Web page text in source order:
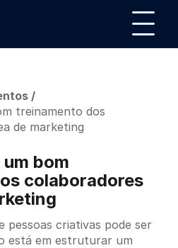
/
treinamento dos
de marketing
bom
colaboradores
pessoas criativas pode ser
está em estruturar um